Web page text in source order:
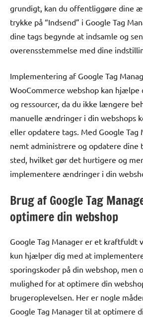
grundigt, kan du offentliggøre dine
trykke på “Indsend” i Google Tag
dine tags begynde at indsamle og
overensstemmelse med dine
Implementering af Google Tag
WooCommerce webshop kan hjælpe
og ressourcer, da du ikke længere
manuelle ændringer i din webshops
eller opdatere tags. Med Google Tag
nemt administrere og opdatere dine
sted, hvilket gør det hurtigere og
implementere ændringer i din
Brug af Google Tag
optimere din webshop
Google Tag Manager er et kraftfuldt
kun hjælper dig med at
sporingskoder på din webshop, men
mulighed for at optimere din
brugeroplevelsen. Her er nogle
Google Tag Manager til at optimere